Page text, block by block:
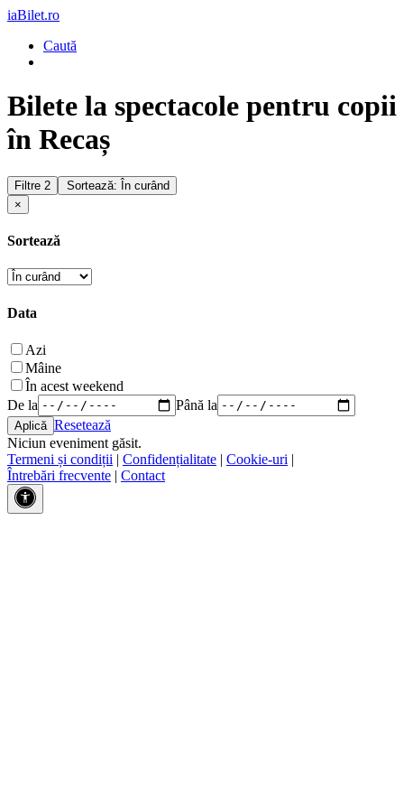
iaBilet.ro
Caută
Bilete la spectacole pentru copii
în Recaș
Filtre 2
Sortează: În curând
×
Sortează
Data
Azi
Mâine
În acest weekend
De la
Până la
Resetează
Niciun eveniment găsit.
Termeni și condiții | Confidențialitate | Cookie-uri |
Întrebări frecvente | Contact